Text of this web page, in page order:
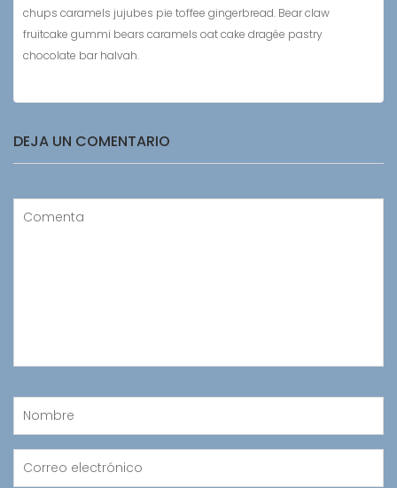
chups caramels jujubes pie toffee gingerbread. Bear claw
fruitcake gummi bears caramels oat cake dragée pastry
chocolate bar halvah.
DEJA UN COMENTARIO